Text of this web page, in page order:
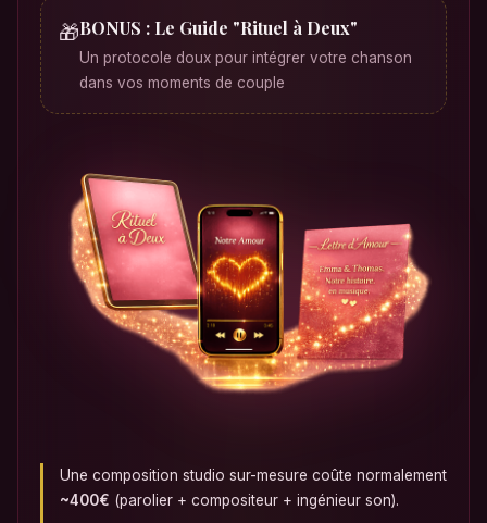
🎁BONUS : Le Guide "Rituel à Deux"
Un protocole doux pour intégrer votre chanson
dans vos moments de couple
Une composition studio sur-mesure coûte normalement
~400€ (parolier + compositeur + ingénieur son).